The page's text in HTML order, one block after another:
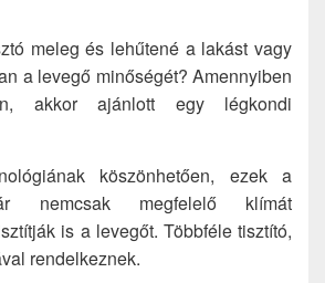
meleg és lehűtené a lakást vagy
a levegő minőségét? Amennyiben
akkor ajánlott egy légkondi
köszönhetően, ezek a
nemcsak megfelelő klímát
is a levegőt. Többféle tisztító,
rendelkeznek.